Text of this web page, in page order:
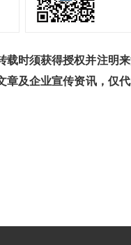
时须获得授权并注明来
及企业宣传资讯，仅